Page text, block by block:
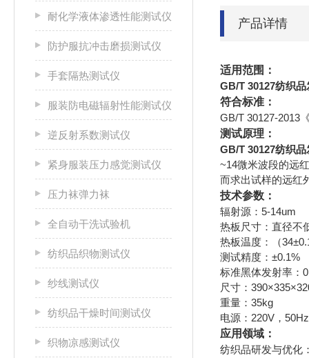
耐化学液体渗透性能测试仪
防护服抗冲击磨损测试仪
手套隔热测试仪
服装防电磁辐射性能测试仪
逆反射系数测试仪
紧身服装压力感觉测试仪
压力袜弹力袜
全自动干洗试验机
纺织品织物测试仪
纱线测试仪
纺织品干燥时间测试仪
织物凉感测试仪
产品详情
适用范围：
GB/T 30127纺织
符合标准：
GB/T 30127-2013
测试原理：
GB/T 30127纺织
~14微米波段的远
而求出试样的远红
技术参数：
辐射源：5-14um
热板尺寸：直径不
热板温度：（
测试精度：±0.1%
标准黑体发射率：
尺寸：
重量：35kg
电源：220V，50Hz
应用领域：
纺织品研发与优化‌